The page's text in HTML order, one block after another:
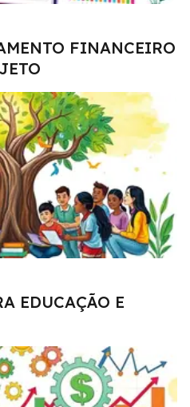
FINANCEIRO
EDUCAÇÃO E